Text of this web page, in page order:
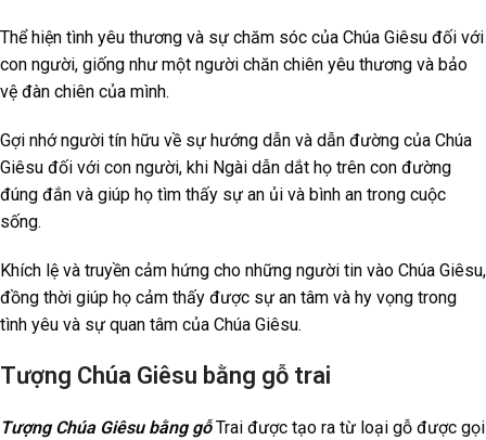
Thể hiện tình yêu thương và sự chăm sóc của Chúa Giêsu đối với
con người, giống như một người chăn chiên yêu thương và bảo
vệ đàn chiên của mình.
Gợi nhớ người tín hữu về sự hướng dẫn và dẫn đường của Chúa
Giêsu đối với con người, khi Ngài dẫn dắt họ trên con đường
đúng đắn và giúp họ tìm thấy sự an ủi và bình an trong cuộc
sống.
Khích lệ và truyền cảm hứng cho những người tin vào Chúa Giêsu,
đồng thời giúp họ cảm thấy được sự an tâm và hy vọng trong
tình yêu và sự quan tâm của Chúa Giêsu.
Tượng Chúa Giêsu bằng gỗ trai
Tượng Chúa Giêsu bằng gỗTrai được tạo ra từ loại gỗ được gọi